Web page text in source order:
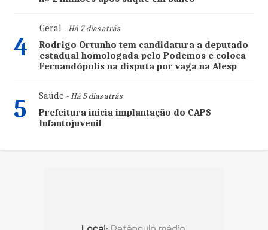
4
Geral- Há 7 dias atrás
Rodrigo Ortunho tem candidatura a deputado
estadual homologada pelo Podemos e coloca
Fernandópolis na disputa por vaga na Alesp
5 Saúde - Há 5 dias atrás
Prefeitura inicia implantação do CAPS
Infantojuvenil